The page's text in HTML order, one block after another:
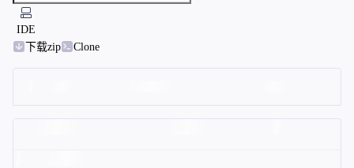
IDE
下载zip
Clone